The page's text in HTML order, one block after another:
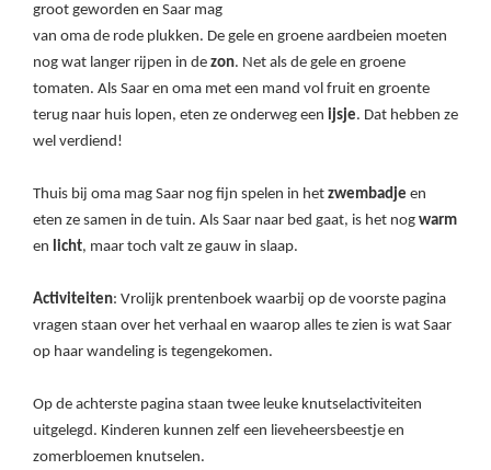
groot geworden en Saar mag
van oma de rode plukken. De gele en groene aardbeien moeten
nog wat langer rijpen in de zon. Net als de gele en groene
tomaten. Als Saar en oma met een mand vol fruit en groente
terug naar huis lopen, eten ze onderweg een ijsje. Dat hebben ze
wel verdiend!
Thuis bij oma mag Saar nog fijn spelen in het zwembadje en
eten ze samen in de tuin. Als Saar naar bed gaat, is het nog warm
en licht, maar toch valt ze gauw in slaap.
Activiteiten: Vrolijk prentenboek waarbij op de voorste pagina
vragen staan over het verhaal en waarop alles te zien is wat Saar
op haar wandeling is tegengekomen.
Op de achterste pagina staan twee leuke knutselactiviteiten
uitgelegd. Kinderen kunnen zelf een lieveheersbeestje en
zomerbloemen knutselen.